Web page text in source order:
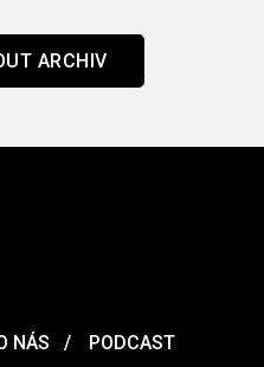
ARCHIV
NÁS PODCAST